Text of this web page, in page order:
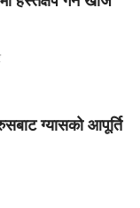
ग्यासको आपूर्ति